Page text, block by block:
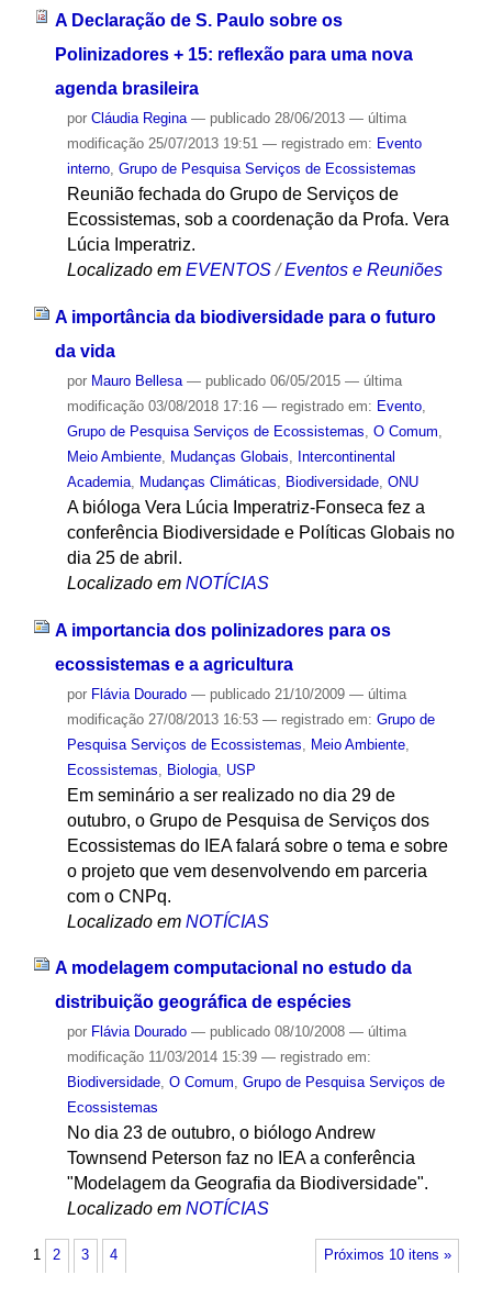
A Declaração de S. Paulo sobre os
Polinizadores + 15: reflexão para uma nova
agenda brasileira
por Cláudia Regina — publicado28/06/2013 — última
modificação25/07/2013 19:51 — registrado em: Evento
interno, Grupo de Pesquisa Serviços de Ecossistemas
Reunião fechada do Grupo de Serviços de
Ecossistemas, sob a coordenação da Profa. Vera
Lúcia Imperatriz.
Localizado em EVENTOS /Eventos e Reuniões
A importância da biodiversidade para o futuro
da vida
por Mauro Bellesa — publicado06/05/2015 — última
modificação03/08/2018 17:16 — registrado em: Evento,
Grupo de Pesquisa Serviços de Ecossistemas O Comum
Meio Ambiente, Mudanças Globais
Intercontinental
Academia, Mudanças Climáticas Biodiversidade, ONU
A bióloga Vera Lúcia Imperatriz-Fonseca fez a
conferência Biodiversidade e Políticas Globais no
dia 25 de abril.
Localizado em NOTÍCIAS
A importancia dos polinizadores para os
ecossistemas e a agricultura
por Flávia Dourado — publicado21/10/2009 — última
modificação27/08/2013 16:53 — registrado em: Grupo de
Pesquisa Serviços de Ecossistemas
Meio Ambiente,
Ecossistemas
Biologia, USP
Em seminário a ser realizado no dia 29 de
outubro, o Grupo de Pesquisa de Serviços dos
Ecossistemas do IEA falará sobre o tema e sobre
o projeto que vem desenvolvendo em parceria
com o CNPq.
Localizado em NOTÍCIAS
A modelagem computacional no estudo da
distribuição geográfica de espécies
por Flávia Dourado — publicado08/10/2008 — última
modificação11/03/2014 15:39 — registrado em:
Biodiversidade, O Comum, Grupo de Pesquisa Serviços de
Ecossistemas
No dia 23 de outubro, o biólogo Andrew
Townsend Peterson faz no IEA a conferência
"Modelagem da Geografia da Biodiversidade".
Localizado em NOTÍCIAS
Próximos 10 itens »
1 2 3 4